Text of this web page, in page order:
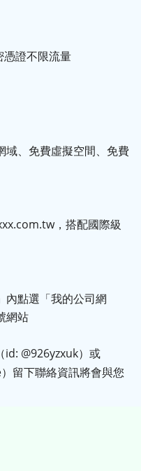
憑證不限流量
域、免費虛擬空間、免費
，搭配國際級
內點選「我的公司網
網站
（id: @926yzxuk）或
）留下聯絡資訊將會與您